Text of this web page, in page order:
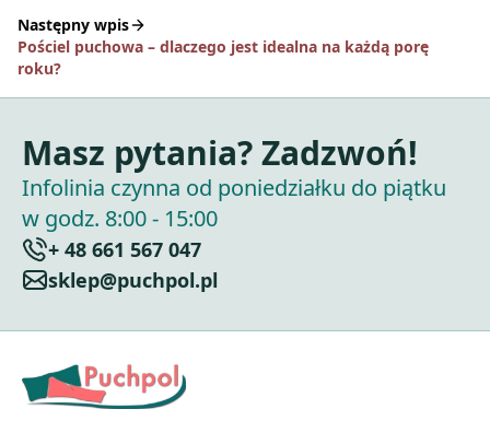
Następny wpis
Pościel puchowa – dlaczego jest idealna na każdą porę
roku?
Masz pytania? Zadzwoń!
Infolinia czynna od poniedziałku do piątku
w godz. 8:00 - 15:00
+ 48 661 567 047
sklep@puchpol.pl